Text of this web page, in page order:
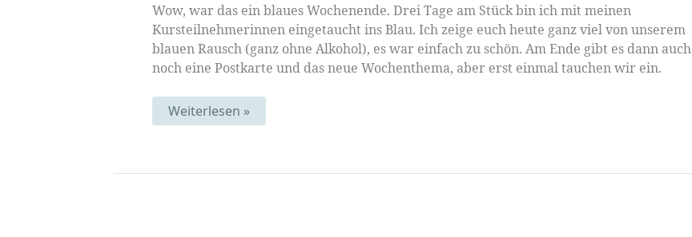
Wow, war das ein blaues Wochenende. Drei Tage am Stück bin ich mit meinen
Kursteilnehmerinnen eingetaucht ins Blau. Ich zeige euch heute ganz viel von unserem
blauen Rausch (ganz ohne Alkohol), es war einfach zu schön. Am Ende gibt es dann auch
noch eine Postkarte und das neue Wochenthema, aber erst einmal tauchen wir ein.
Blauer
Sommer
Weiterlesen »